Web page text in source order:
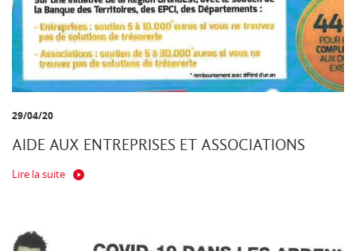
29/04/20
AIDE AUX ENTREPRISES ET ASSOCIATIONS
Lire la suite